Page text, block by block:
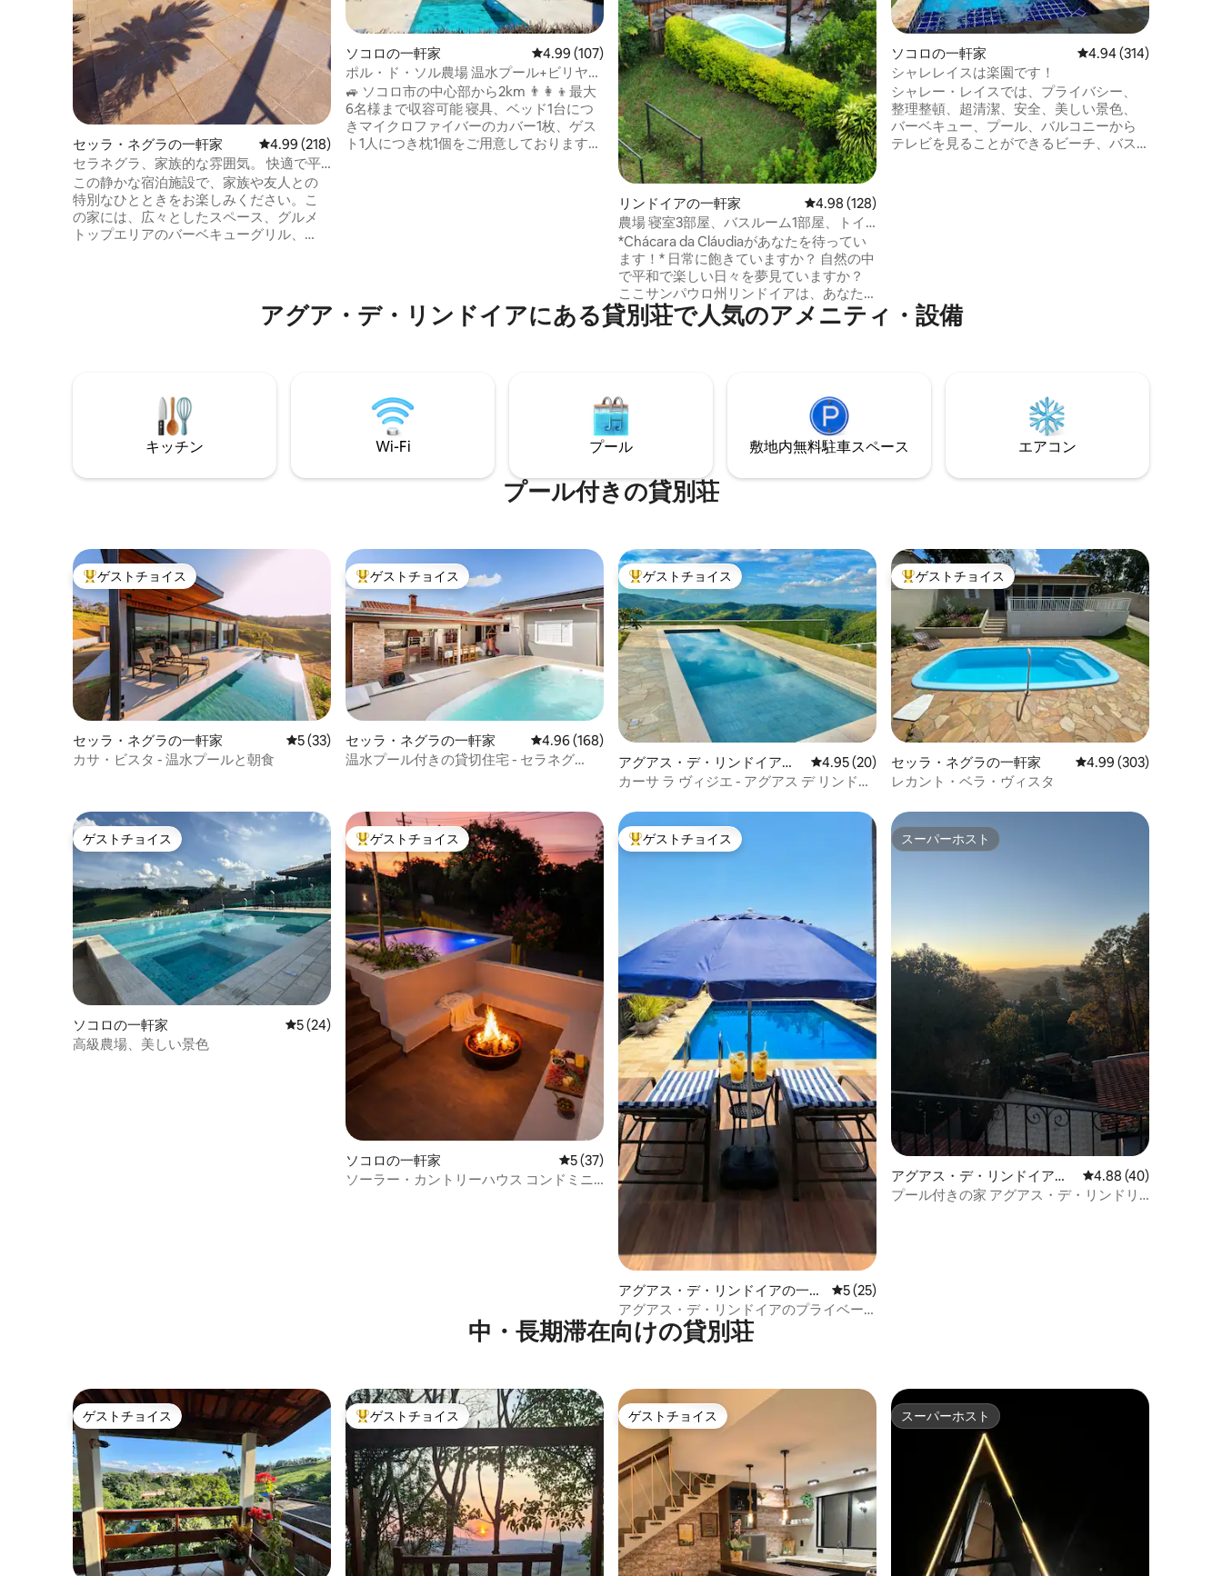
セッラ・ネグラの一軒家 レビュー218件、5つ星中4.99つ星の平均評価
4.99 (218)
セラネグラ、家族的な雰囲気。 快適で平
和です！
この静かな宿泊施設で、家族や友人との
特別なひとときをお楽しみください。こ
の家には、広々としたスペース、グルメ
トップエリアのバーベキューグリル、
ダブルベッド、50インチNetflix付きSmt
テレビ、ホームシアター、サウンド、エ
のセキュリティ 中心部に非常に近く、
山々の美しい景色を望むことができます
ソコロの一軒家 レビュー107件、5つ星中4.99つ星の平均評価
4.99 (107)
ポル・ド・ソル農場 温水プール+ビリヤー
ド
🚙 ソコロ市の中心部から2km 👨‍👩‍👦最大
6名様まで収容可能 寝具、ベッド1台につ
きマイクロファイバーのカバー1枚、ゲス
ト1人につき枕1個をご用意しております。
リンドイアの一軒家 レビュー128件、5つ星中4.98つ星の平均評価
4.98 (128)
農場 寝室3部屋、バスルーム1部屋、トイ
レ1部屋、プール、エアコン
*Chácara da Cláudiaがあなたを待ってい
ます！* 日常に飽きていますか？ 自然の中
で平和で楽しい日々を夢見ていますか？
ここサンパウロ州リンドイアは、あなた
の理想的な目的地です！ 魅力的なリンド
イアの町にある私たちの農場は、家族や
みてください。 思い出に残る一日を過ご
すための温水プール。 バーベキューエリ
アと豊かな自然の美しさ！ 予約：Airbnb
ソコロの一軒家 レビュー314件、5つ
4.94 (314)
シャレレイスは楽園です！
シャレー・レイスでは、プライバシー、
整理整頓、超清潔、安全、美しい景色、
バーベキュー、プール、バルコニーから
テレビを見ることができるビーチ、バス
能です。
アグア・デ・リンドイアにある貸別荘で人気のアメニティ・設備
キッチン Wi-Fi プール 敷地内無料駐⁠車ス⁠ペ⁠ー⁠ス エアコン
プール付きの貸別荘
大好評のゲストチョイスです。
ゲストチョイス
セッラ・ネグラの一軒家 レビュー33件、5つ星中5つ星の平均評価
5 (33)
カサ・ビスタ - 温水プールと朝食
大好評のゲストチョイスです。
ゲストチョイス
セッラ・ネグラの一軒家 レビュー168件、5つ星中4.96つ星の平均評価
4.96 (168)
温水プール付きの貸切住宅 - セラネグ
大好評のゲストチョイスです。
ゲストチョイス
アグアス・デ・リンドイアの
一軒家
レビュー20件、5つ星中4.95つ星の平均評価
4.95 (20)
カーサ ラ ヴィジエ - アグアス デ リンドイ
大好評のゲストチョイスです。
ゲストチョイス
セッラ・ネグラの一軒家 レビュー303件、5つ星
4.99 (303)
レカント・ベラ・ヴィスタ
ゲストチョイス
ゲストチョイス
ソコロの一軒家 レビュー24件、5つ星中5つ星の平均評価
5 (24)
高級農場、美しい景色
大好評のゲストチョイスです。
ゲストチョイス
ソコロの一軒家 レビュー37件、5つ星中5つ星の平均評価
5 (37)
ソーラー・カントリーハウス コンドミニ
大好評のゲストチョイスです。
ゲストチョイス
アグアス・デ・リンドイアの一軒
家
レビュー25件、5つ星中5つ星の平均評価
5 (25)
アグアス・デ・リンドイアのプライベー
トプール付きの家
スーパーホスト
スーパーホスト
アグアス・デ・リンドイアの
一軒家
レビュー40件、5つ星
4.88 (40)
プール付きの家 アグアス・デ・リンドリ
中・長期滞在向けの貸別荘
ゲストチョイス
ゲストチョイス 大好評のゲストチョイスです。
ゲストチョイス ゲストチョイス
ゲストチョイス スーパーホスト
スーパーホスト